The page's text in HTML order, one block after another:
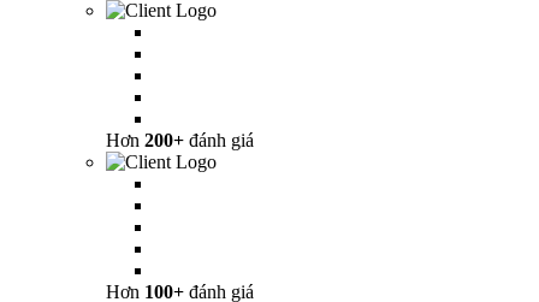
Hơn 200+ đánh giá
Hơn 100+ đánh giá